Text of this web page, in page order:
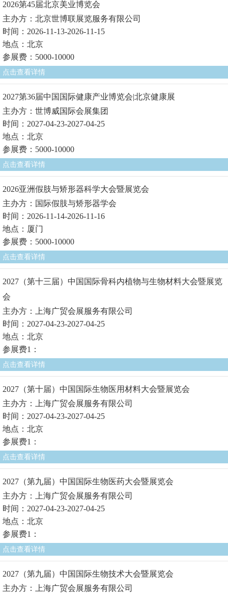
2026第45届北京美业博览会
主办方：北京世博联展览服务有限公司
时间：2026-11-13-2026-11-15
地点：北京
参展费：5000-10000
点击查看详情
2027第36届中国国际健康产业博览会|北京健康展
主办方：世博威国际会展集团
时间：2027-04-23-2027-04-25
地点：北京
参展费：5000-10000
点击查看详情
2026亚洲假肢与矫形器科学大会暨展览会
主办方：国际假肢与矫形器学会
时间：2026-11-14-2026-11-16
地点：厦门
参展费：5000-10000
点击查看详情
2027（第十三届）中国国际骨科内植物与生物材料大会暨展览
会
主办方：上海广贸会展服务有限公司
时间：2027-04-23-2027-04-25
地点：北京
参展费1：
点击查看详情
2027（第十届）中国国际生物医用材料大会暨展览会
主办方：上海广贸会展服务有限公司
时间：2027-04-23-2027-04-25
地点：北京
参展费1：
点击查看详情
2027（第九届）中国国际生物医药大会暨展览会
主办方：上海广贸会展服务有限公司
时间：2027-04-23-2027-04-25
地点：北京
参展费1：
点击查看详情
2027（第九届）中国国际生物技术大会暨展览会
主办方：上海广贸会展服务有限公司